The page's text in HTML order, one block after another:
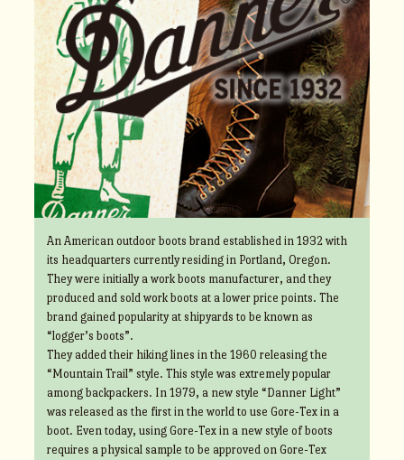
An American outdoor boots brand established in 1932 with
its headquarters currently residing in Portland, Oregon.
They were initially a work boots manufacturer, and they
produced and sold work boots at a lower price points. The
brand gained popularity at shipyards to be known as
“logger’s boots”.
They added their hiking lines in the 1960 releasing the
“Mountain Trail” style. This style was extremely popular
among backpackers. In 1979, a new style “Danner Light”
was released as the first in the world to use Gore-Tex in a
boot. Even today, using Gore-Tex in a new style of boots
requires a physical sample to be approved on Gore-Tex